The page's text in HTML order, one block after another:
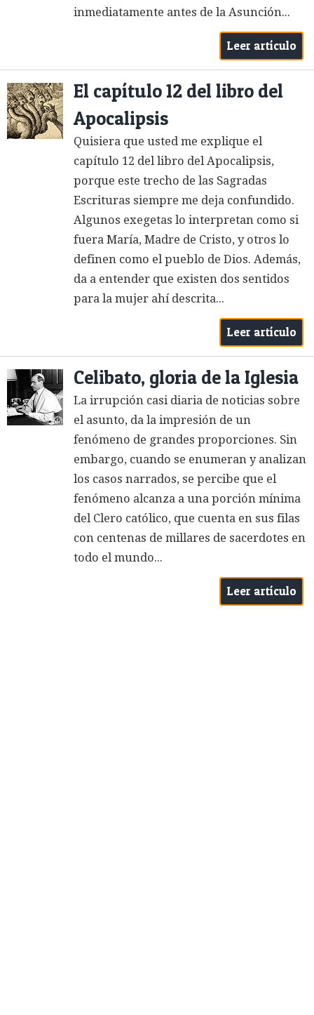
inmediatamente antes de la Asunción...
Leer artículo
El capítulo 12 del libro del
Apocalipsis
Quisiera que usted me explique el
capítulo 12 del libro del Apocalipsis,
porque este trecho de las Sagradas
Escrituras siempre me deja confundido.
Algunos exegetas lo interpretan como si
fuera María, Madre de Cristo, y otros lo
definen como el pueblo de Dios. Además,
da a entender que existen dos sentidos
para la mujer ahí descrita...
Leer artículo
Celibato, gloria de la Iglesia
La irrupción casi diaria de noticias sobre
el asunto, da la impresión de un
fenómeno de grandes proporciones. Sin
embargo, cuando se enumeran y analizan
los casos narrados, se percibe que el
fenómeno alcanza a una porción mínima
del Clero católico, que cuenta en sus filas
con centenas de millares de sacerdotes en
todo el mundo...
Leer artículo